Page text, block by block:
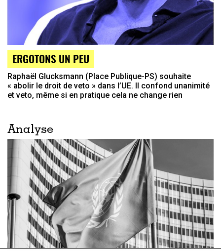
ERGOTONS UN PEU
Raphaël Glucksmann (Place Publique-PS) souhaite
« abolir le droit de veto » dans l’UE. Il confond unanimité
et veto, même si en pratique cela ne change rien
Analyse